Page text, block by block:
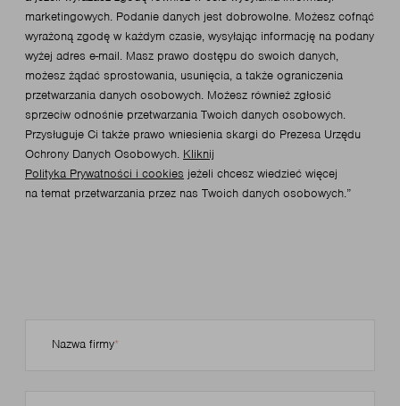
marketingowych. Podanie danych jest dobrowolne. Możesz cofnąć
wyrażoną zgodę w każdym czasie, wysyłając informację na podany
wyżej adres e-mail. Masz prawo dostępu do swoich danych,
możesz żądać sprostowania, usunięcia, a także ograniczenia
przetwarzania danych osobowych. Możesz również zgłosić
sprzeciw odnośnie przetwarzania Twoich danych osobowych.
Przysługuje Ci także prawo wniesienia skargi do Prezesa Urzędu
Ochrony Danych Osobowych. Kliknij
Polityka Prywatności i cookies jeżeli chcesz wiedzieć więcej
na temat przetwarzania przez nas Twoich danych osobowych.”
Nazwa firmy